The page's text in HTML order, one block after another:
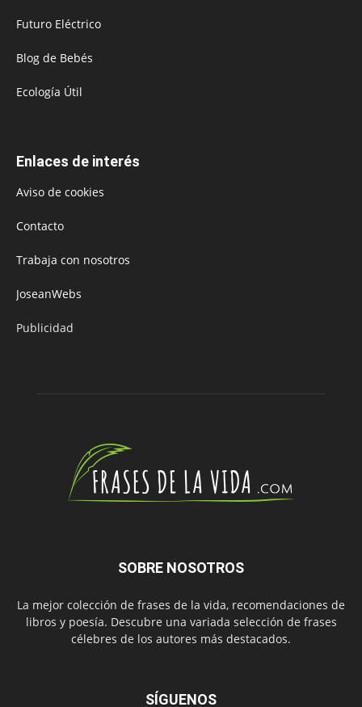
Futuro Eléctrico
Blog de Bebés
Ecología Útil
Enlaces de interés
Aviso de cookies
Contacto
Trabaja con nosotros
JoseanWebs
Publicidad
SOBRE NOSOTROS
La mejor colección de frases de la vida, recomendaciones de
libros y poesía. Descubre una variada selección de frases
célebres de los autores más destacados.
SÍGUENOS